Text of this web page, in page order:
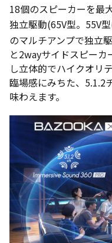
18個のスピーカーを最
独立駆動(65V型。55V
のマルチアンプで独立
と2wayサイドスピー
し立体的でハイクオリ
臨場感にみちた、5.1.2
味わえます。